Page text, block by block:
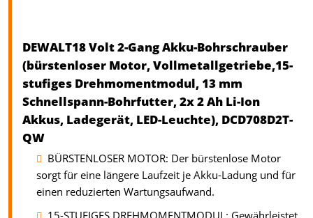
DEWALT18 Volt 2-Gang Akku-Bohrschrauber
(bürstenloser Motor, Vollmetallgetriebe,15-
stufiges Drehmomentmodul, 13 mm
Schnellspann-Bohrfutter, 2x 2 Ah Li-Ion
Akkus, Ladegerät, LED-Leuchte), DCD708D2T-
QW
BÜRSTENLOSER MOTOR: Der bürstenlose Motor
sorgt für eine längere Laufzeit je Akku-Ladung und für
einen reduzierten Wartungsaufwand.